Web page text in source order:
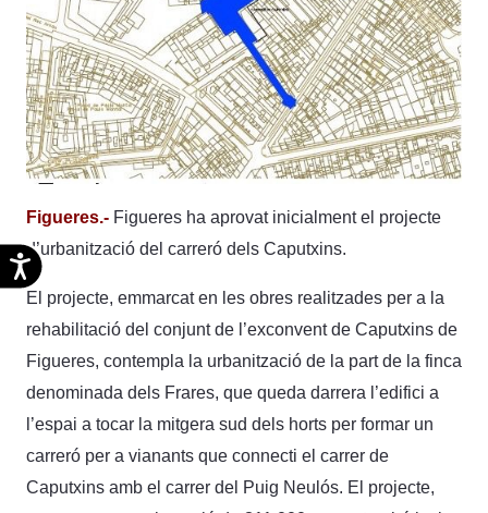
Accesibilidad
Figueres.- Figueres ha aprovat inicialment el projecte
d’urbanització del carreró dels Caputxins.
El projecte, emmarcat en les obres realitzades per a la
rehabilitació del conjunt de l’exconvent de Caputxins de
Figueres, contempla la urbanització de la part de la finca
denominada dels Frares, que queda darrera l’edifici a
l’espai a tocar la mitgera sud dels horts per formar un
carreró per a vianants que connecti el carrer de
Caputxins amb el carrer del Puig Neulós. El projecte,